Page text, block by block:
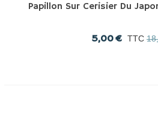
Papillon Sur Cerisier Du
5,00 € TTC